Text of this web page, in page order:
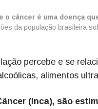
câncer é uma doença
da população brasileira
percebe e se
alimentos
(Inca), são